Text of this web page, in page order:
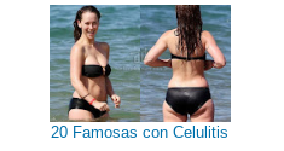
20 Famosas con Celulitis